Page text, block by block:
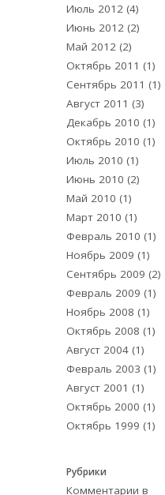
Июль 2012(4)
Июнь 2012(2)
Май 2012(2)
Октябрь 2011 (1)
Сентябрь 2011 (1)
Август 2011 (3)
Декабрь 2010 (1)
Октябрь 2010 (1)
Июль 2010 (1)
Июнь 2010 (2)
Май 2010 (1)
Март 2010 (1)
Февраль 2010 (1)
Ноябрь 2009 (1)
Сентябрь 2009 (2)
Февраль 2009 (1)
Ноябрь 2008 (1)
Октябрь 2008 (1)
Август 2004(1)
Февраль 2003 (1)
Август 2001 (1)
Октябрь 2000 (1)
Октябрь 1999 (1)
Рубрики
Комментарии в